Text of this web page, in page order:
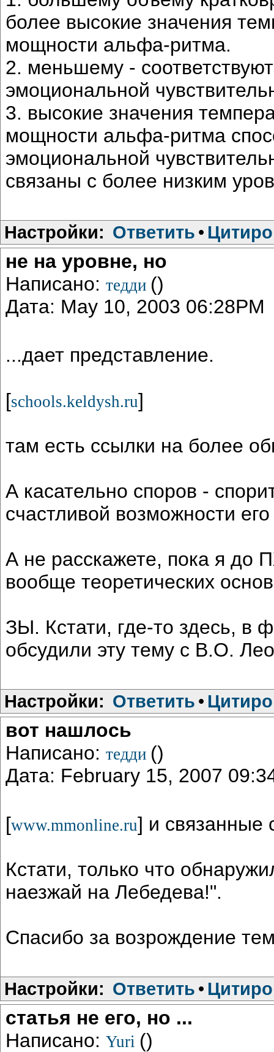
более высокие значения
мощности альфа-ритма.
2. меньшему -
эмоциональной
3. высокие значения
мощности альфа-ритма
эмоциональной
связаны с более низким
Настройки: Ответить •
не на уровне, но
Написано: тедди ()
Дата: May 10, 2003 06:28PM
...дает представление.
[schools.keldysh.ru]
там есть ссылки на более
А касательно споров -
счастливой возможности
А не расскажете, пока я до
вообще теоретических
ЗЫ. Кстати, где-то здесь, в
обсудили эту тему с В.О.
Настройки: Ответить •
вот нашлось
Написано: тедди ()
Дата: February 15, 2007
[www.mmonline.ru] и связанные
Кстати, только что
наезжай на Лебедева!".
Спасибо за возрождение
Настройки: Ответить •
статья не его, но ...
Написано: Yuri ()